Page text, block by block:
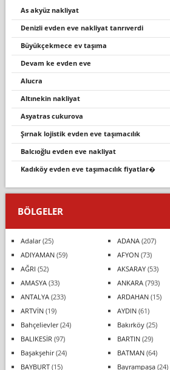
as akyüz nakliyat
denizli evden eve nakliyat tanrıverdi
büyükçekmece ev taşıma
devam ke evden eve
alucra
altineki̇n nakli̇yat
asyatras cukurova
şırnak lojistik evden eve taşımacılık
balcıoğlu evden eve nakliyat
kadıköy evden eve taşımacılık fiyatlar�
BÖLGELER
Adalar(25) ADANA(207)
ADIYAMAN(59) AFYON(73)
AĞRI (52) AKSARAY(53)
AMASYA(33) ANKARA(793)
ANTALYA(233) ARDAHAN(15)
ARTVİN(19) AYDIN(61)
Bahçelievler(24) Bakırköy(25)
BALIKESİR (97) BARTIN(29)
Başakşehir(24) BATMAN(64)
BAYBURT(15) Bayrampaşa(24)